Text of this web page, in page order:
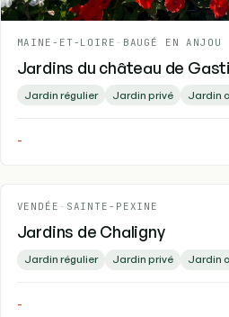
MAINE-ET-LOIRE - BAUGÉ EN ANJOU
Jardins du château de
Jardin régulier Jardin privé Jardin
-
VENDÉE - SAINTE-PEXINE
Jardins de Chaligny
Jardin régulier Jardin privé Jardin
-